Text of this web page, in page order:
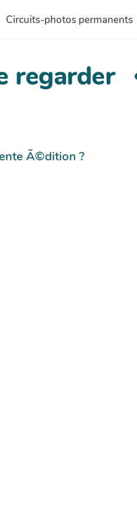
Circuits-photos permanents
regarder
Ã©dition ?